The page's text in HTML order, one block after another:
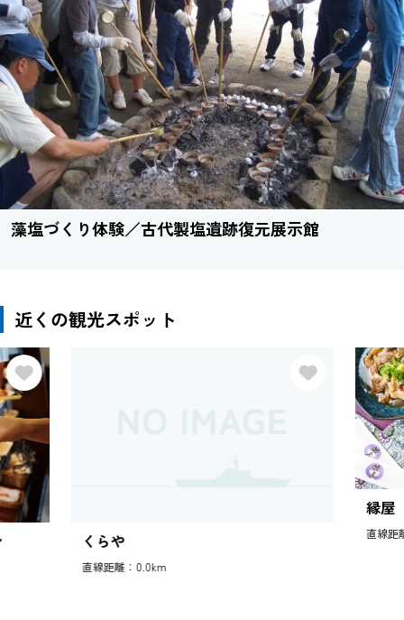
藻塩づくり体験／古代製塩遺跡復元展示館
近くの観光スポット
くらや
直線距離：0.0km
縁屋
直線距